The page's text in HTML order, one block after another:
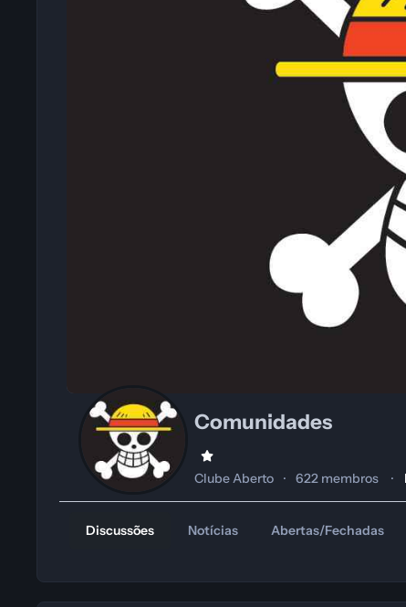
Comunidades
Clube Aberto 622 membros
Discussões Notícias Abertas/Fechadas